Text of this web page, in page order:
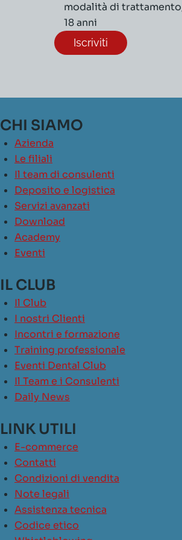
modalità di
18 anni
CHI SIAMO
Azienda
Le filiali
Il team di consulenti
Deposito e logistica
Servizi avanzati
Download
Academy
Eventi
IL CLUB
Il Club
I nostri Clienti
Incontri e formazione
Training professionale
Eventi Dental Club
Il Team e i Consulenti
Daily News
LINK UTILI
E-commerce
Contatti
Condizioni di vendita
Note legali
Assistenza tecnica
Codice etico